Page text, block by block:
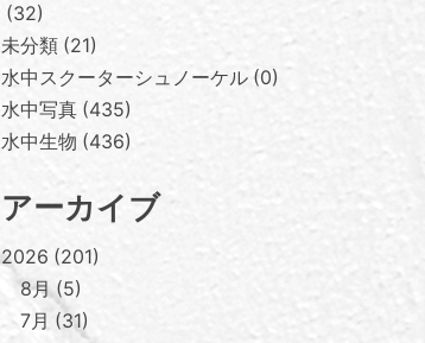
32
未分類 21
水中スクーターシュノーケル 0
水中写真 435
水中生物 436
アーカイブ
2026 201
8月 5
7月
31